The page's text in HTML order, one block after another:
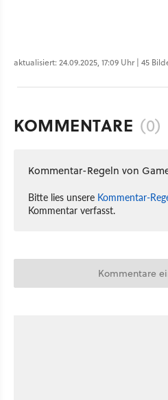
aktualisiert: 24.09.2025, 17:09 Uhr | 45
KOMMENTARE (0)
Kommentar-Regeln von
Bitte lies unsere Kommentar-
Kommentar verfasst.
Kommentare